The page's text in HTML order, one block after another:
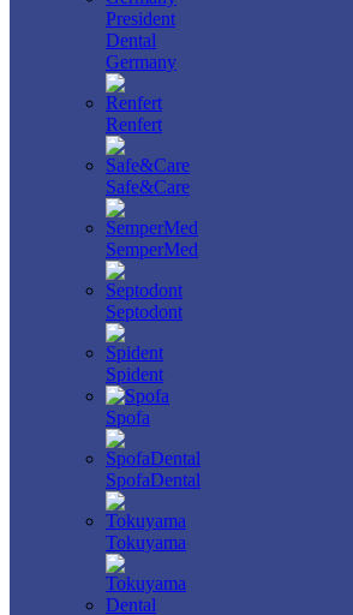
President
Dental
Germany
Renfert
Safe&Care
SemperMed
Septodont
Spident
Spofa
SpofaDental
Tokuyama